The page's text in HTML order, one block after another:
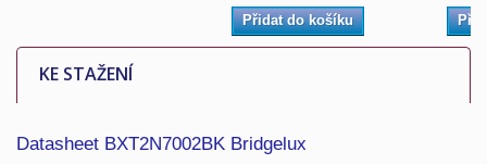
Přidat do košíku
KE STAŽENÍ
Datasheet BXT2N7002BK Bridgelux